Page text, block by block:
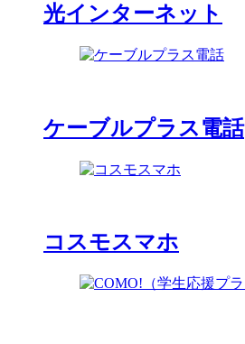
光インターネット
ケーブルプラス電話
コスモスマホ